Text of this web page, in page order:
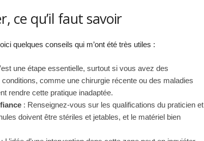
ce qu’il faut savoir
quelques conseils qui m’ont été très utiles :
une étape essentielle, surtout si vous avez des
comme une chirurgie récente ou des maladies
rendre cette pratique inadaptée.
: Renseignez-vous sur les qualifications du praticien et
doivent être stériles et jetables, et le matériel bien